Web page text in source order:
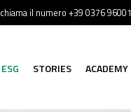
chiama il numero +39 0376 96001
ESG STORIES ACADEMY